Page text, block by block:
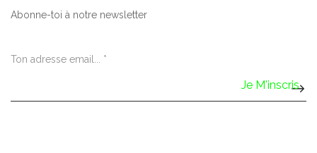
Abonne-toi à notre newsletter